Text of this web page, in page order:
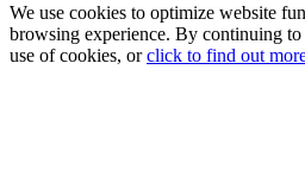
We use cookies to optimize website
browsing experience. By continuing to
use of cookies, orclick to find out